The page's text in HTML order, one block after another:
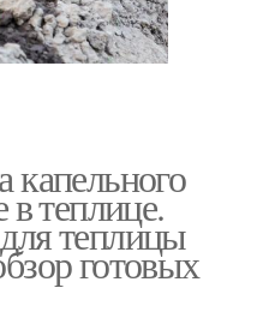
капельного
в теплице.
теплицы
готовых